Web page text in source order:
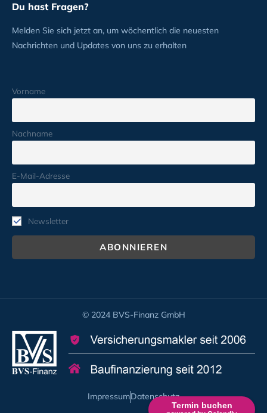
Termin buchen
Du hast Fragen?
Melden Sie sich jetzt an, um wöchentlich die neuesten
Nachrichten und Updates von uns zu erhalten
Vorname
Nachname
E-Mail-Adresse
Newsletter
© 2024 BVS-Finanz GmbH
ImpressumDatenschutz